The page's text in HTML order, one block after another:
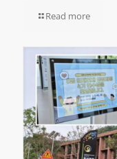
Read more